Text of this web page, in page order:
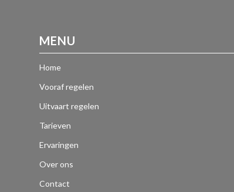
MENU
Home
Vooraf regelen
Uitvaart regelen
Tarieven
Ervaringen
Over ons
Contact